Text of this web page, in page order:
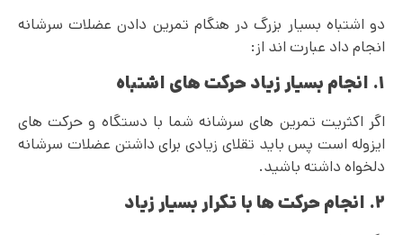
دو اشتباه بسیار بزرگ در هنگام تمرین دادن عضلات سرشانه
انجام داد عبارت اند از:
۱. انجام بسیار زیاد حرکت های اشتباه
اگر اکثریت تمرین های سرشانه شما با دستگاه و حرکت های
ایزوله است پس باید تقلای زیادی برای داشتن عضلات سرشانه
دلخواه داشته باشید.
۲. انجام حرکت ها با تکرار بسیار زیاد